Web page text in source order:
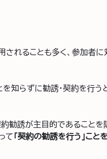
されることも多く、参加者
を知らずに勧誘・契約を行う
約勧誘が主目的であること
て 「契約の勧誘を行う」こ